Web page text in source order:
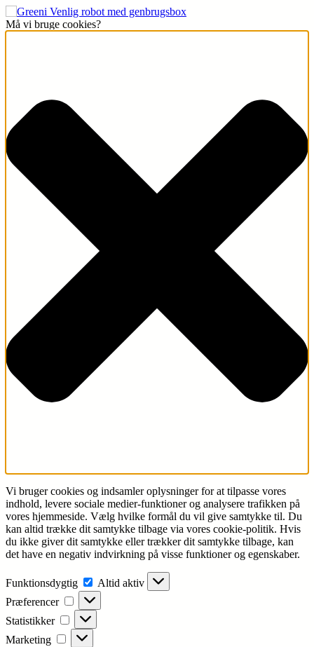
Må vi bruge cookies?
Vi bruger cookies og indsamler oplysninger for at tilpasse vores
indhold, levere sociale medier-funktioner og analysere trafikken på
vores hjemmeside. Vælg hvilke formål du vil give samtykke til. Du
kan altid trække dit samtykke tilbage via vores cookie-politik. Hvis
du ikke giver dit samtykke eller trækker dit samtykke tilbage, kan
det have en negativ indvirkning på visse funktioner og egenskaber.
Funktionsdygtig Funktionsdygtig
Altid aktiv
Præferencer
Præferencer
Statistikker Statistikker
Marketing Marketing